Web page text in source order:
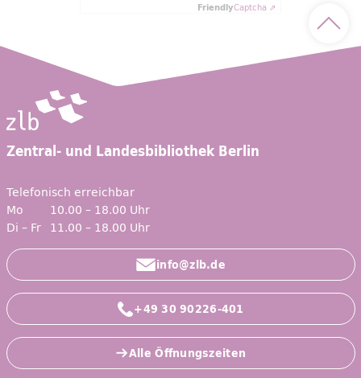
FriendlyCaptcha ⇗
Zentral- und Landesbibliothek Berlin
Telefonisch erreichbar
Mo
10.00 – 18.00 Uhr
Di – Fr 11.00 – 18.00 Uhr
info@zlb.de
+49 30 90226-401
Alle Öffnungszeiten